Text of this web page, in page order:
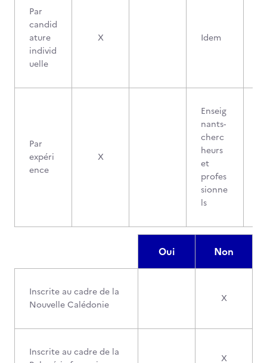
Par
candid
ature
individ
uelle
X Idem
Par
expéri
ence
X
Enseig
nants-
cherc
heurs
et
profes
sionne
ls
Oui Non
Inscrite au cadre de la
Nouvelle Calédonie
X
Inscrite au cadre de la
X